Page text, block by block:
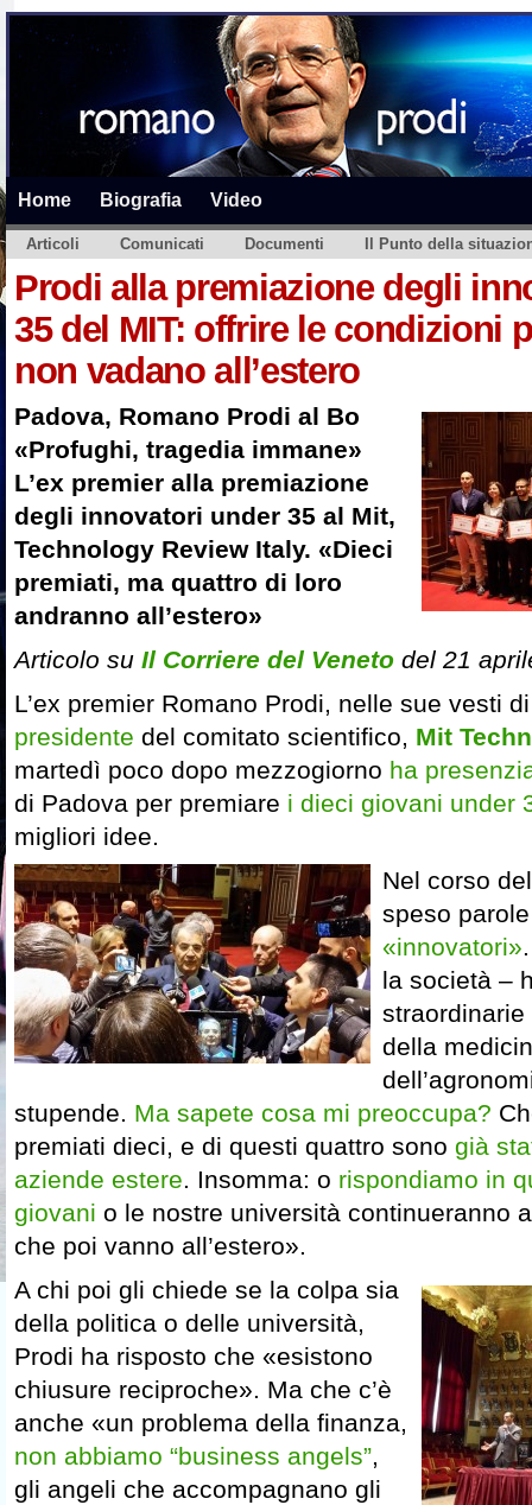
Home Biografia Video
Articoli Comunicati Documenti Il Punto della
Prodi alla premiazione degli
35 del MIT: offrire le condizioni
non vadano all’estero
Padova, Romano Prodi al Bo
«Profughi, tragedia immane»
L’ex premier alla premiazione
degli innovatori under 35 al Mit,
Technology Review Italy. «Dieci
premiati, ma quattro di loro
andranno all’estero»
Articolo su Il Corriere del Veneto del 21
L’ex premier Romano Prodi, nelle sue vesti
presidente del comitato scientifico, Mit
martedì poco dopo mezzogiorno ha
di Padova per premiare i dieci giovani under
migliori idee.
Nel corso
speso
«innovatori»
la società –
straordinarie
della
stupende. Ma sapete cosa mi preoccupa?
premiati dieci, e di questi quattro sono già
aziende estere. Insomma: o rispondiamo in
giovani o le nostre università continueranno
che poi vanno all’estero».
A chi poi gli chiede se la colpa sia
della politica o delle università,
Prodi ha risposto che «esistono
chiusure reciproche». Ma che c’è
anche «un problema della finanza,
non abbiamo “business angels”,
gli angeli che accompagnano gli